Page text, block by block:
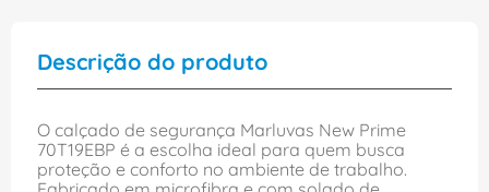
Descrição do produto
O calçado de segurança Marluvas New Prime
70T19EBP é a escolha ideal para quem busca
proteção e conforto no ambiente de trabalho.